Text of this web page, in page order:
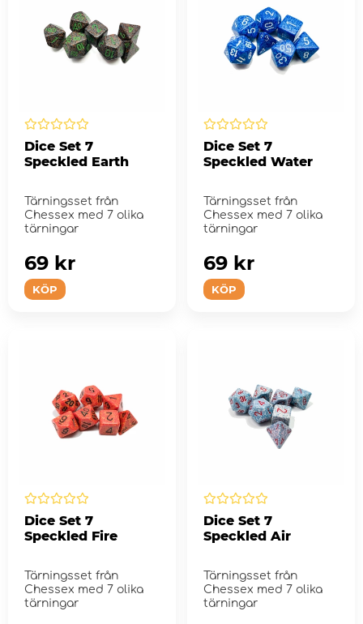
Dice Set 7
Speckled Earth
Tärningsset från
Chessex med 7 olika
tärningar
KÖP
69 kr
Dice Set 7
Speckled Water
Tärningsset från
Chessex med 7 olika
tärningar
KÖP
69 kr
Dice Set 7
Speckled Fire
Tärningsset från
Chessex med 7 olika
tärningar
Dice Set 7
Speckled Air
Tärningsset från
Chessex med 7 olika
tärningar